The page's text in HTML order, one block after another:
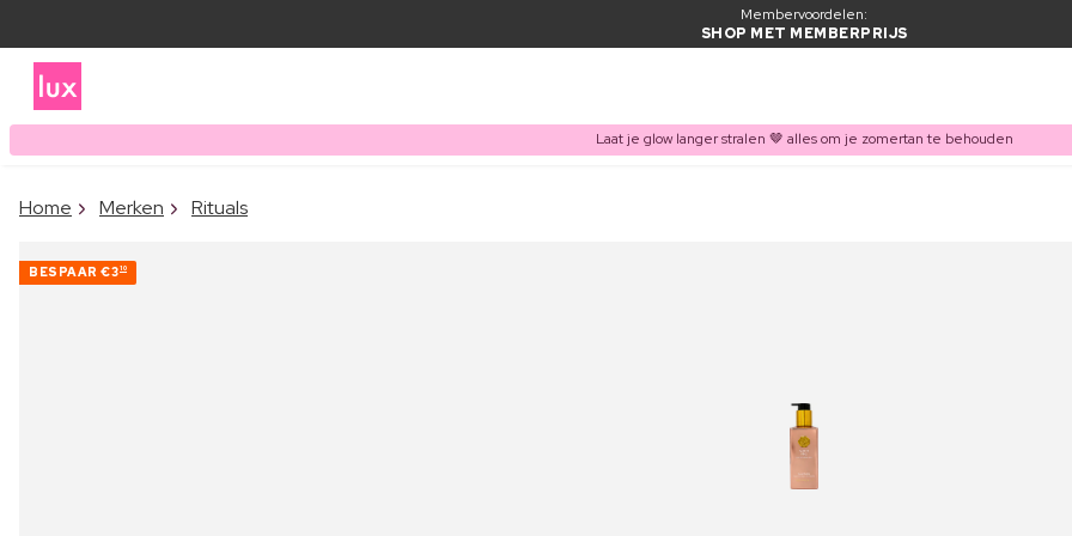
Membervoordelen:
SHOP MET MEMBERPRIJS
Laat je glow langer stralen 🤎 alles om je zomertan te behouden
Home Merken Rituals
BESPAAR €310